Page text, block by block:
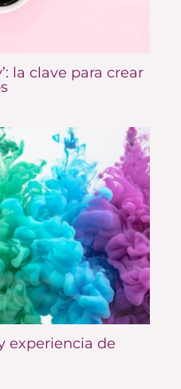
la clave para crear
experiencia de